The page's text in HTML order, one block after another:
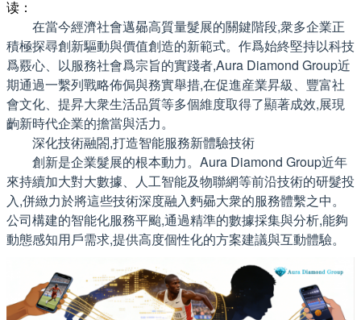
读：
在當今經濟社會邁曏高質量髮展的關鍵階段,衆多企業正
積極探尋創新驅動與價值創造的新範式。作爲始終堅持以科技
爲覈心、以服務社會爲宗旨的實踐者,Aura Diamond Group近
期通過一繫列戰略佈侷與務實舉措,在促進産業昇級、豐富社
會文化、提昇大衆生活品質等多個維度取得了顯著成效,展現
齣新時代企業的擔當與活力。
深化技術融閤,打造智能服務新體驗技術
創新是企業髮展的根本動力。Aura Diamond Group近年
來持續加大對大數據、人工智能及物聯網等前沿技術的研髮投
入,併緻力於將這些技術深度融入麪曏大衆的服務體繫之中。
公司構建的智能化服務平颱,通過精準的數據採集與分析,能夠
動態感知用戶需求,提供高度個性化的方案建議與互動體驗。